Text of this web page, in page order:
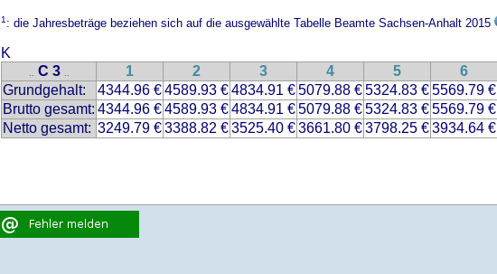
1: die Jahresbeträge beziehen sich auf die ausgewählte Tabelle Beamte Sachsen-Anhalt 2015
K
.. C 3 .. 1 2 3 4 5 6
Grundgehalt:
4344.96 €4589.93 €4834.91 €5079.88 €5324.83 €5569.79 €
Brutto gesamt: 4344.96 €4589.93 €4834.91 €5079.88 €5324.83 €5569.79 €
Netto gesamt: 3249.79 €3388.82 €3525.40 €3661.80 €3798.25 €3934.64 €